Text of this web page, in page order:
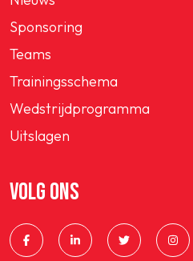
Sponsoring
Teams
Trainingsschema
Wedstrijdprogramma
Uitslagen
VOLG ONS